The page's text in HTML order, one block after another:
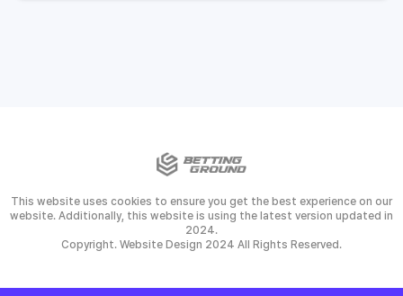
This website uses cookies to ensure you get the best experience on our
website. Additionally, this website is using the latest version updated in
2024.
Copyright. Website Design 2024 All Rights Reserved.